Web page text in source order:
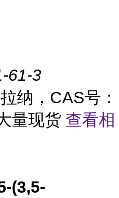
61-3
纳，CAS号：
量现货 查看相
(3,5-